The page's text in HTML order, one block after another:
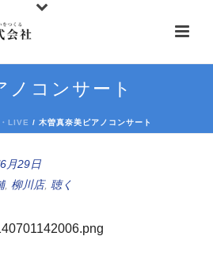
ノコンサート
LIVE / 木曽真奈美ピアノコンサート
月29日
, 柳川店, 聴く